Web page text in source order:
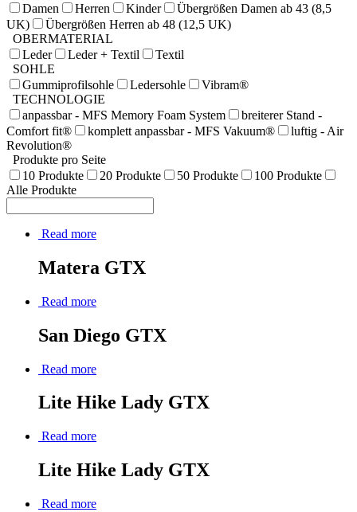
Damen
Herren Kinder
Übergrößen Damen ab 43 (8,5
UK)
Übergrößen Herren ab 48 (12,5 UK)
OBERMATERIAL
Leder
Leder + Textil
Textil
SOHLE
Gummiprofilsohle
Ledersohle
Vibram®
TECHNOLOGIE
anpassbar - MFS Memory Foam System
breiterer Stand -
Comfort fit®
komplett anpassbar - MFS Vakuum®
luftig - Air
Revolution®
Produkte pro Seite
10 Produkte
20 Produkte 50 Produkte
100 Produkte
Alle Produkte
Read more
Matera GTX
Read more
San Diego GTX
Read more
Lite Hike Lady GTX
Read more
Lite Hike Lady GTX
Read more